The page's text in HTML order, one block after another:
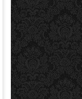
3 layer kraft
$0.00